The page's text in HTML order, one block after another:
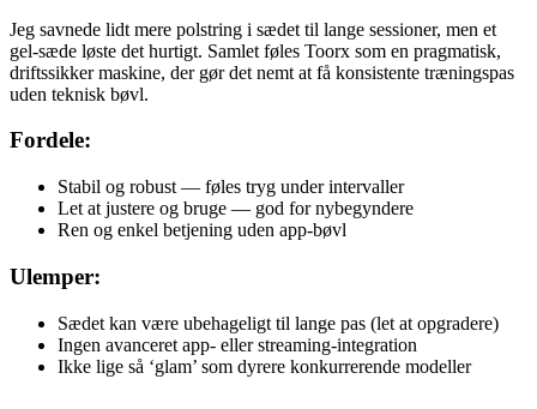
Jeg savnede lidt mere polstring i sædet til lange sessioner, men et
gel-sæde løste det hurtigt. Samlet føles Toorx som en pragmatisk,
driftssikker maskine, der gør det nemt at få konsistente træningspas
uden teknisk bøvl.
Fordele:
Stabil og robust — føles tryg under intervaller
Let at justere og bruge — god for nybegyndere
Ren og enkel betjening uden app-bøvl
Ulemper:
Sædet kan være ubehageligt til lange pas (let at opgradere)
Ingen avanceret app- eller streaming-integration
Ikke lige så ‘glam’ som dyrere konkurrerende modeller